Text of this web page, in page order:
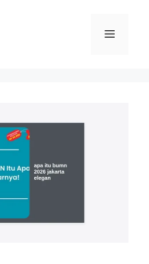
Menu